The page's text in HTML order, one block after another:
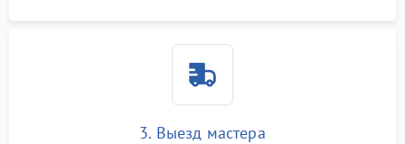
3. Выезд мастера